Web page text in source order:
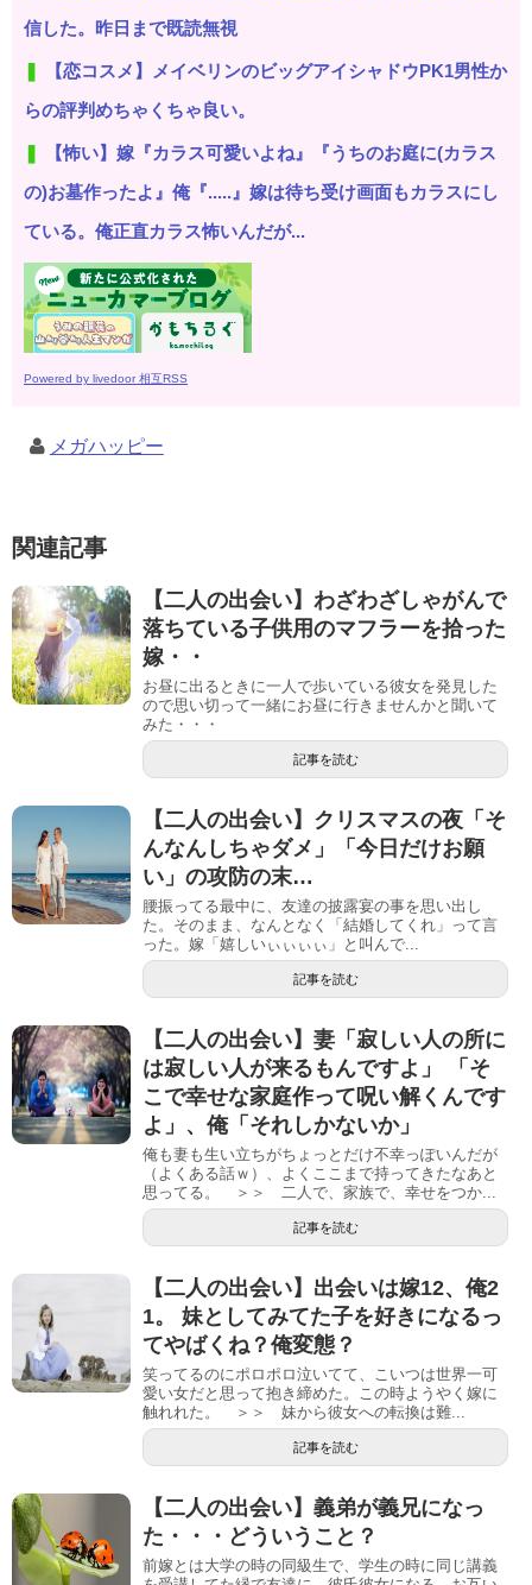
信した。昨日まで既読無視
【恋コスメ】メイベリンのビッグアイシャドウPK1男性か
らの評判めちゃくちゃ良い。
【怖い】嫁『カラス可愛いよね』『うちのお庭に(カラス
の)お墓作ったよ』俺『.....』嫁は待ち受け画面もカラスにし
ている。俺正直カラス怖いんだが...
Powered by livedoor 相互RSS
メガハッピー
関連記事
【二人の出会い】わざわざしゃがんで
落ちている子供用のマフラーを拾った
嫁・・
お昼に出るときに一人で歩いている彼女を発見した
ので思い切って一緒にお昼に行きませんかと聞いて
みた・・・
記事を読む
【二人の出会い】クリスマスの夜「そ
んなんしちゃダメ」「今日だけお願
い」の攻防の末…
腰振ってる最中に、友達の披露宴の事を思い出し
た。そのまま、なんとなく「結婚してくれ」って言
った。嫁「嬉しいぃぃぃぃ」と叫んで...
記事を読む
【二人の出会い】妻「寂しい人の所に
は寂しい人が来るもんですよ」 「そ
こで幸せな家庭作って呪い解くんです
よ」、俺「それしかないか」
俺も妻も生い立ちがちょっとだけ不幸っぽいんだが
（よくある話ｗ）、よくここまで持ってきたなあと
思ってる。 ＞＞ 二人で、家族で、幸せをつか...
記事を読む
【二人の出会い】出会いは嫁12、俺2
1。 妹としてみてた子を好きになるっ
てやばくね？俺変態？
笑ってるのにポロポロ泣いてて、こいつは世界一可
愛い女だと思って抱き締めた。この時ようやく嫁に
触れれた。 ＞＞ 妹から彼女への転換は難...
記事を読む
【二人の出会い】義弟が義兄になっ
た・・・どういうこと？
前嫁とは大学の時の同級生で、学生の時に同じ講義